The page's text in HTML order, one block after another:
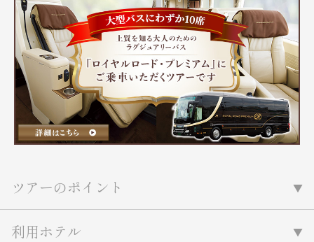
10月
11月
12月
ゴールデンウィーク
お盆・夏休み
年末年始
ブランド
“知究”紀行
GRAND'EX
夢の休日 | 海外旅行
美術鑑賞
お盆・夏休み
年末年始
ブランド
夢の休日 煌
夢の休日 国内旅行
四季彩紀行
目的・テーマから探す
紅葉
花火
祭り
ラグジュアリーバスでめぐる
ツアーのポイント
利用ホテル